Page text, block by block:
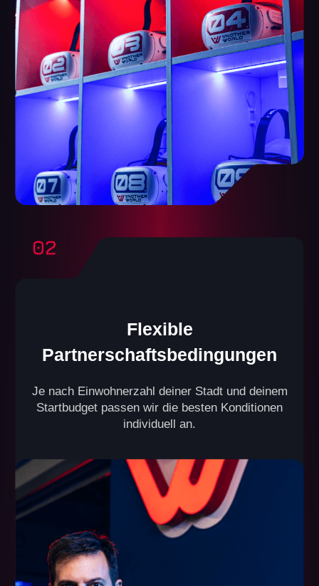
Unser Produkt spricht für sich: Wer
einmal spielt, kommt wieder – und bringt
Freunde mit.
Hohe Besucherbindung
Dank unseres einzigartigen, mehrstufigen VR-
Spielkonzepts ( ) sowie des Split-Zonen-Modus (
), steigern unsere Partner ihren Umsatz pro
Quadratmeter deutlich.
Maximiere den Gewinn
VR-Arena